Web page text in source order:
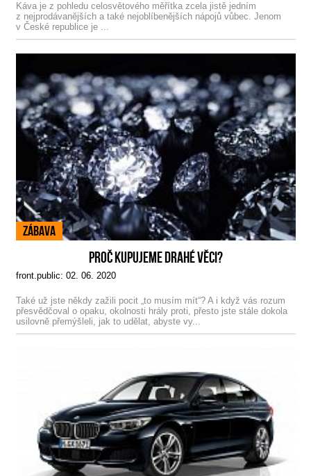
Káva je z pohledu celosvětového měřítka zcela jistě jedním
z nejprodávanějších a také nejoblíbenějších nápojů vůbec. Jenom
v České republice je ...
Zábava
PROČ KUPUJEME DRAHÉ VĚCI?
front.public: 02. 06. 2020
Také už jste někdy zažili pocit „to musím mít“? A i když vás rozum
přesvědčoval o opaku, okolnosti hrály proti, přesto jste stále dokola
usilovně přemýšleli, jak to udělat, abyste vy...